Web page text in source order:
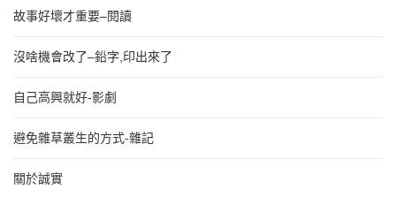
故事好壞才重要–閱讀
沒啥機會改了–鉛字,印出來了
自己高興就好-影劇
避免雜草叢生的方式-雜記
關於誠實